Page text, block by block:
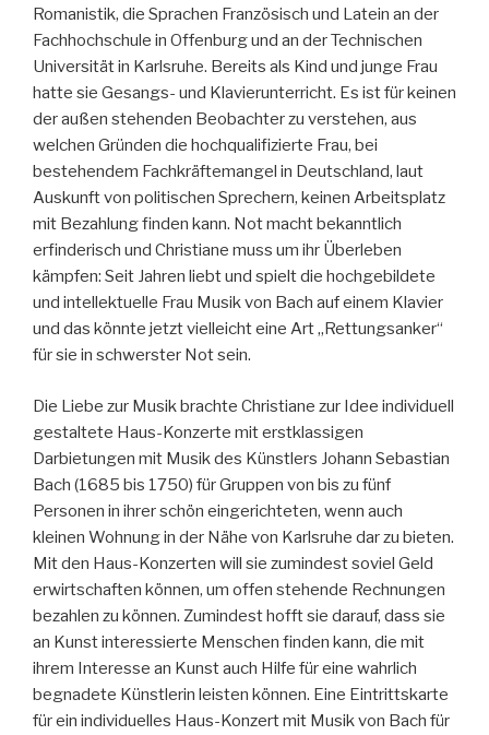
Romanistik, die Sprachen Französisch und Latein an der
Fachhochschule in Offenburg und an der Technischen
Universität in Karlsruhe. Bereits als Kind und junge Frau
hatte sie Gesangs- und Klavierunterricht. Es ist für keinen
der außen stehenden Beobachter zu verstehen, aus
welchen Gründen die hochqualifizierte Frau, bei
bestehendem Fachkräftemangel in Deutschland, laut
Auskunft von politischen Sprechern, keinen Arbeitsplatz
mit Bezahlung finden kann. Not macht bekanntlich
erfinderisch und Christiane muss um ihr Überleben
kämpfen: Seit Jahren liebt und spielt die hochgebildete
und intellektuelle Frau Musik von Bach auf einem Klavier
und das könnte jetzt vielleicht eine Art „Rettungsanker“
für sie in schwerster Not sein.
Die Liebe zur Musik brachte Christiane zur Idee individuell
gestaltete Haus-Konzerte mit erstklassigen
Darbietungen mit Musik des Künstlers Johann Sebastian
Bach (1685 bis 1750) für Gruppen von bis zu fünf
Personen in ihrer schön eingerichteten, wenn auch
kleinen Wohnung in der Nähe von Karlsruhe dar zu bieten.
Mit den Haus-Konzerten will sie zumindest soviel Geld
erwirtschaften können, um offen stehende Rechnungen
bezahlen zu können. Zumindest hofft sie darauf, dass sie
an Kunst interessierte Menschen finden kann, die mit
ihrem Interesse an Kunst auch Hilfe für eine wahrlich
begnadete Künstlerin leisten können. Eine Eintrittskarte
für ein individuelles Haus-Konzert mit Musik von Bach für